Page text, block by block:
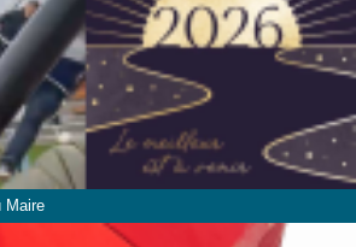
Maire